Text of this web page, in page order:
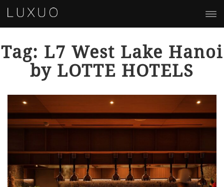
Tag: L7 West Lake Hanoi
by LOTTE HOTELS